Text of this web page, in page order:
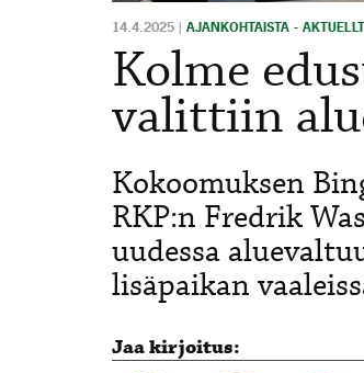
14.4.2025 | AJANKOHTAISTA - AKTUELLT
Kolme
valittiin
Kokoomuksen
RKP:n Fredrik
uudessa
lisäpaikan
Jaa kirjoitus: